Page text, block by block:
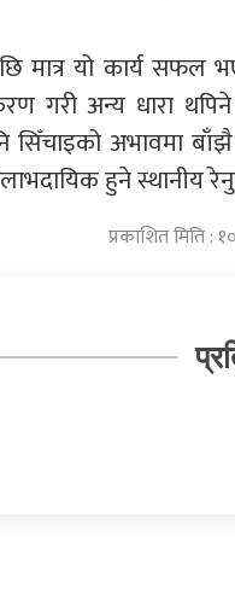
मात्र यो कार्य
गरी अन्य धारा
अभावमा
हुने स्थानीय
प्रकाशित मिति :